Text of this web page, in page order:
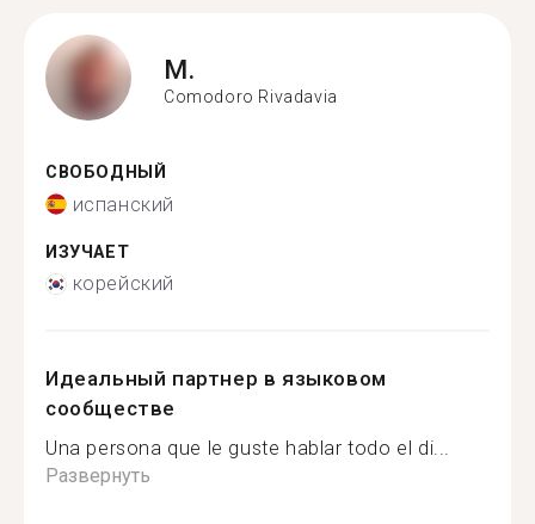
M.
Comodoro Rivadavia
СВОБОДНЫЙ
испанский
ИЗУЧАЕТ
корейский
Идеальный партнер в языковом
сообществе
Una persona que le guste hablar todo el di...
Развернуть